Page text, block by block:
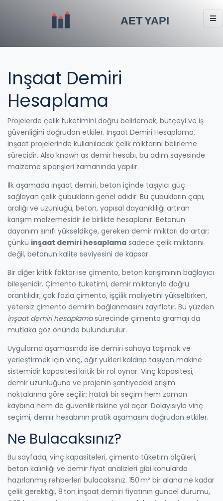
Inşaat Demiri
Hesaplama
Projelerde çelik tüketimini doğru belirlemek, bütçeyi ve iş
güvenliğini doğrudan etkiler. Inşaat Demiri Hesaplama,
inşaat projelerinde kullanılacak çelik miktarını belirleme
sürecidir. Also known as demir hesabı, bu adım sayesinde
malzeme siparişleri zamanında yapılır.
İlk aşamada inşaat demiri, beton içinde taşıyıcı güç
sağlayan çelik çubukların genel adıdır. Bu çubukların çapı,
aralığı ve uzunluğu, beton, yapısal dayanıklılığı artıran
karışım malzemesidir ile birlikte hesaplanır. Betonun
dayanım sınıfı yükseldikçe, gereken demir miktarı da artar;
çünkü inşaat demiri hesaplama sadece çelik miktarını
değil, betonun kalite seviyesini de kapsar.
Bir diğer kritik faktör ise çimento, beton karışımının bağlayıcı
bileşenidir. Çimento tüketimi, demir miktarıyla doğru
orantılıdır; çok fazla çimento, işçilik maliyetini yükseltirken,
yetersiz çimento demirin bağlanmasını zayıflatır. Bu yüzden
inşaat demiri hesaplamasürecinde çimento gramajı da
mutlaka göz önünde bulundurulur.
Uygulama aşamasında ise demiri sahaya taşımak ve
yerleştirmek için vinç, ağır yükleri kaldırıp taşıyan makine
sistemidir kapasitesi kritik bir rol oynar. Vinç kapasitesi,
demir uzunluğuna ve projenin şantiyedeki erişim
noktalarına göre seçilir; hatalı bir seçim hem zaman
kaybına hem de güvenlik riskine yol açar. Dolayısıyla vinç
seçimi, demir hesabının pratik aşamasını doğrudan etkiler.
Ne Bulacaksınız?
Bu sayfada, vinç kapasiteleri, çimento tüketim ölçüleri,
beton kalınlığı ve demir fiyat analizleri gibi konularda
hazırlanmış rehberleri bulacaksınız. 150 m² bir alana ne kadar
çelik gerektiği, 8 ton inşaat demiri fiyatının güncel durumu,